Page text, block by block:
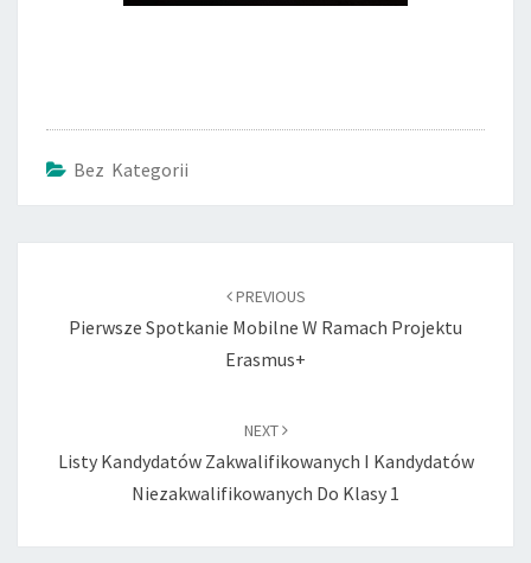
Bez Kategorii
PREVIOUS
Pierwsze Spotkanie Mobilne W Ramach Projektu
Erasmus+
NEXT
Listy Kandydatów Zakwalifikowanych I Kandydatów
Niezakwalifikowanych Do Klasy 1